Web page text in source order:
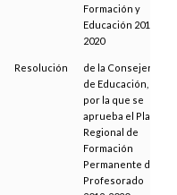
Formación y
Educación 2014-
2020
Resolución
de la Consejería
de Educación,
por la que se
aprueba el Plan
Regional de
Formación
Permanente del
Profesorado